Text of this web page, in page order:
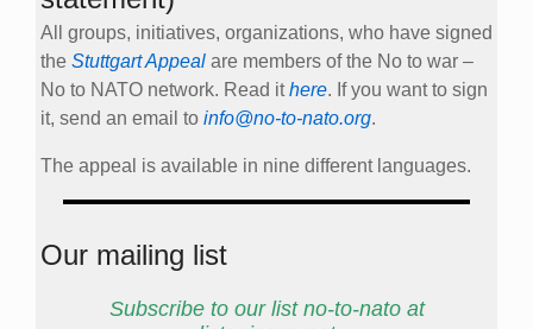
All groups, initiatives, organizations, who have signed
the Stuttgart Appeal are members of the No to war –
No to NATO network. Read ithere. If you want to sign
it, send an email to info@no-to-nato.org.
The appeal is available in nine different languages.
Our mailing list
Subscribe to our list no-to-nato at